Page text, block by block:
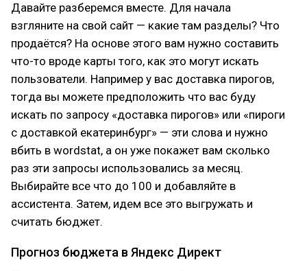
Давайте разберемся вместе. Для начала
взгляните на свой сайт — какие там разделы? Что
продаётся? На основе этого вам нужно составить
что-то вроде карты того, как это могут искать
пользователи. Например у вас доставка пирогов,
тогда вы можете предположить что вас буду
искать по запросу «доставка пирогов» или «пироги
с доставкой екатеринбург» — эти слова и нужно
вбить в wordstat, а он уже покажет вам сколько
раз эти запросы использовались за месяц.
Выбирайте все что до 100 и добавляйте в
ассистента. Затем, идем все это выгружать и
считать бюджет.
Прогноз бюджета в Яндекс Директ